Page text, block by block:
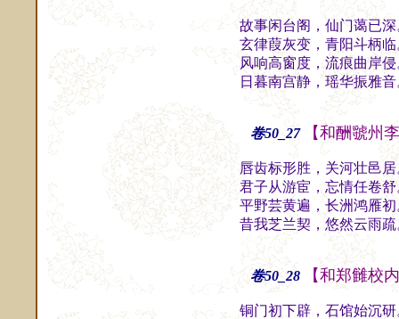
故事闲台阁，仙门蔼已
玄律葭灰变，青阳斗柄
风响高窗度，流痕曲岸
日暮南宫静，瑶华振雅
卷50_27 【和酬虢州
唇齿标形胜，关河壮邑
君子从游宦，忘情任卷
平野芸黄遍，长洲鸿雁
昔我芝兰契，悠然云雨
卷50_28 【和郑雠校
铜门初下辟，石馆始沉